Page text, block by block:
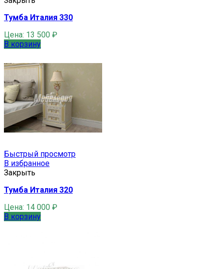
Тумба Италия 330
Цена: 13 500 ₽
В корзину
Быстрый просмотр
В избранное
Закрыть
Тумба Италия 320
Цена: 14 000 ₽
В корзину